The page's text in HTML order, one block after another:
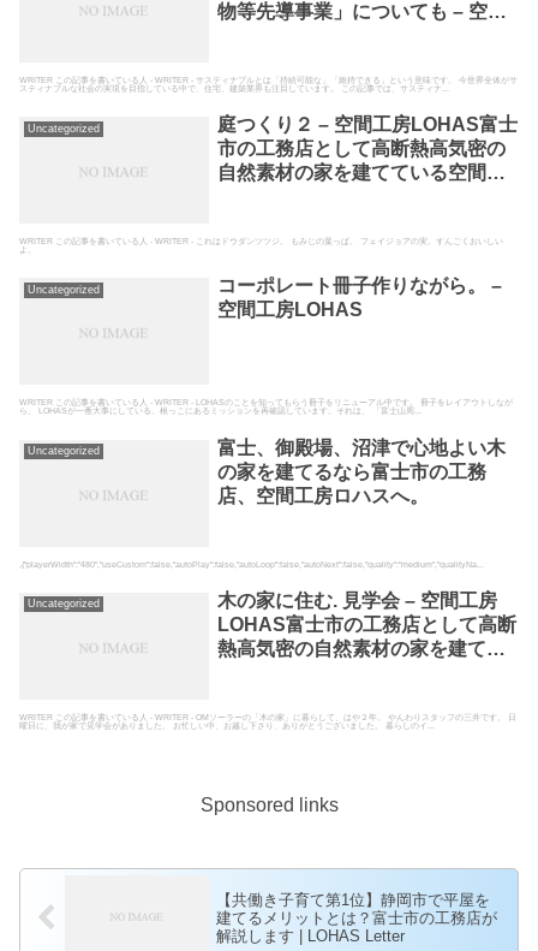
物等先導事業」についても – 空間
てている空間工房LOHAS
WRITER この記事を書いている人 - WRITER - サスティナブルとは「持続可能な」「維持できる」という意味です。 今世界全体がサ
スティナブルな社会の実現を目指している中で、住宅、建築業界も注目しています。 この記事では、サスティナ...
Uncategorized
庭つくり２ – 空間工房LOHAS富士
市の工務店として高断熱高気密の
自然素材の家を建てている空間工
WRITER この記事を書いている人 - WRITER - これはドウダンツツジ。 もみじの葉っぱ。 フェイジョアの実。すんごくおいしい
よ。
Uncategorized
コーポレート冊子作りながら。 –
空間工房LOHAS
WRITER この記事を書いている人 - WRITER - LOHASのことを知ってもらう冊子をリニューアル中です。 冊子をレイアウトしなが
ら、 LOHASが一番大事にしている、根っこにあるミッションを再確認しています。それは、 「富士山周...
Uncategorized
富士、御殿場、沼津で心地よい木
の家を建てるなら富士市の工務
店、空間工房ロハスへ。
,{"playerWidth":"480","useCustom":false,"autoPlay":false,"autoLoop":false,"autoNext":false,"quality":"medium","qualityNa...
Uncategorized
木の家に住む. 見学会 – 空間工房
LOHAS富士市の工務店として高断
熱高気密の自然素材の家を建てて
WRITER この記事を書いている人 - WRITER - OMソーラーの「木の家」に暮らして、はや２年。 やんわりスタッフの三井です。 日
曜日に、我が家で見学会がありました。 お忙しい中、お越し下さり、ありがとうございました。 暮らしのイ...
Sponsored links
【共働き子育て第1位】静岡市で平屋を
建てるメリットとは？富士市の工務店が
解説します | LOHAS Letter